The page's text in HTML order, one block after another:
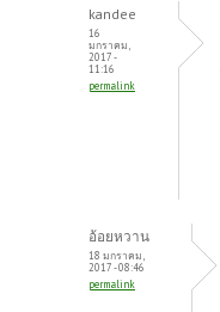
kandee
16
มกราคม,
2017 -
11:16
permalink
อ้อยหวาน
18 มกราคม,
2017 - 08:46
permalink